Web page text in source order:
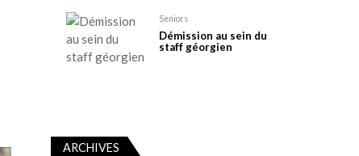
Seniors
Démission au sein du
staff géorgien
ARCHIVES